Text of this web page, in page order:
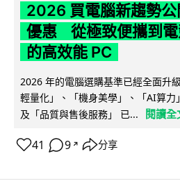
2026 買電腦新趨勢公
優惠 從極致便攜到電
的高效能 PC
2026 年的電腦選購基準已經全面升
輕量化」、「機身美學」、「AI算力
及「品質與售後服務」 已...
閱讀全
41 9 ↗ 分享